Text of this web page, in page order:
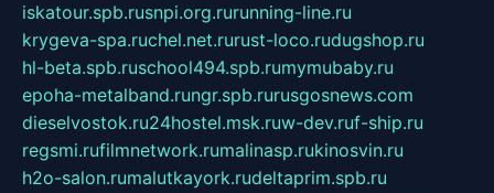
iskatour.spb.rusnpi.org.rurunning-line.ru
krygeva-spa.ruchel.net.rurust-loco.rudugshop.ru
hl-beta.spb.ruschool494.spb.rumymubaby.ru
epoha-metalband.rungr.spb.rurusgosnews.com
dieselvostok.ru24hostel.msk.ruw-dev.ruf-ship.ru
regsmi.rufilmnetwork.rumalinasp.rukinosvin.ru
h2o-salon.rumalutkayork.rudeltaprim.spb.ru